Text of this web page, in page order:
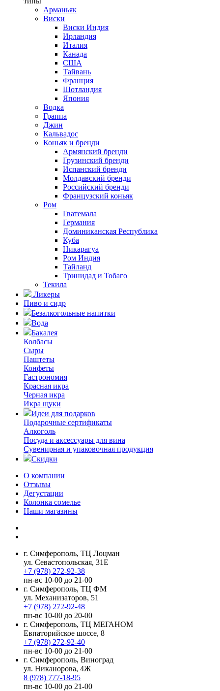
Арманьяк
Виски
Виски Индия
Ирландия
Италия
Канада
США
Тайвань
Франция
Шотландия
Япония
Водка
Граппа
Джин
Кальвадос
Коньяк и бренди
Армянский бренди
Грузинский бренди
Испанский бренди
Молдавский бренди
Российский бренди
Французский коньяк
Ром
Гватемала
Германия
Доминиканская Республика
Куба
Никарагуа
Ром Индия
Тайланд
Тринидад и Тобаго
Текила
Ликеры
Пиво и сидр
Безалкогольные напитки
Вода
Бакалея
Колбасы
Сыры
Паштеты
Конфеты
Гастрономия
Красная икра
Черная икра
Икра щуки
Идеи для подарков
Подарочные сертификаты
Алкоголь
Посуда и аксессуары для вина
Сувенирная и упаковочная продукция
Скидки
О компании
Отзывы
Дегустации
Колонка сомелье
Наши магазины
г. Симферополь, ТЦ Лоцман
ул. Севастопольская, 31Е
+7 (978) 272-92-38
пн-вс 10-00 до 21-00
г. Симферополь, ТЦ ФМ
ул. Механизаторов, 51
+7 (978) 272-92-48
пн-вс 10-00 до 20-00
г. Симферополь, ТЦ МЕГАНОМ
Евпаторийское шоссе, 8
+7 (978) 272-92-40
пн-вс 10-00 до 21-00
г. Симферополь, Виноград
ул. Никанорова, 4Ж
8 (978) 777-18-95
пн-вс 10-00 до 21-00